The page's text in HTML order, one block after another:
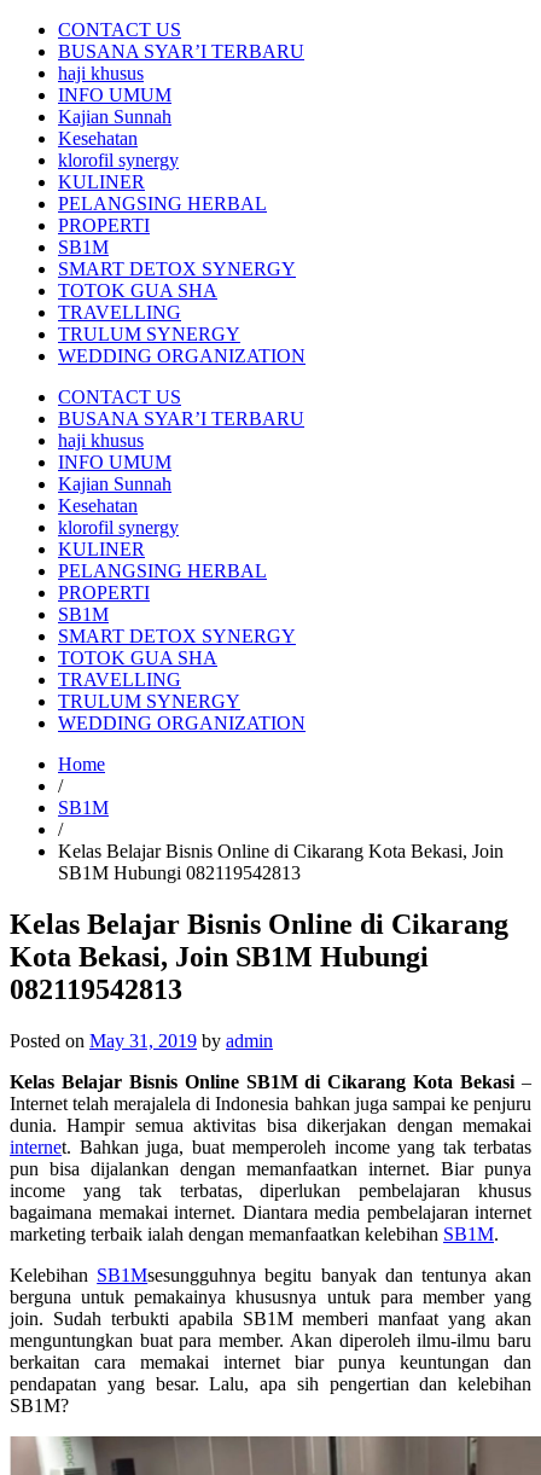
CONTACT US
BUSANA SYAR’I TERBARU
haji khusus
INFO UMUM
Kajian Sunnah
Kesehatan
klorofil synergy
KULINER
PELANGSING HERBAL
PROPERTI
SB1M
SMART DETOX SYNERGY
TOTOK GUA SHA
TRAVELLING
TRULUM SYNERGY
WEDDING ORGANIZATION
CONTACT US
BUSANA SYAR’I TERBARU
haji khusus
INFO UMUM
Kajian Sunnah
Kesehatan
klorofil synergy
KULINER
PELANGSING HERBAL
PROPERTI
SB1M
SMART DETOX SYNERGY
TOTOK GUA SHA
TRAVELLING
TRULUM SYNERGY
WEDDING ORGANIZATION
Home
/
SB1M
/
Kelas Belajar Bisnis Online di Cikarang Kota Bekasi, Join
SB1M Hubungi 082119542813
Kelas Belajar Bisnis Online di Cikarang
Kota Bekasi, Join SB1M Hubungi
082119542813
Posted on May 31, 2019 by admin
Kelas Belajar Bisnis Online SB1M di Cikarang Kota Bekasi –
Internet telah merajalela di Indonesia bahkan juga sampai ke penjuru
dunia. Hampir semua aktivitas bisa dikerjakan dengan memakai
internet. Bahkan juga, buat memperoleh income yang tak terbatas
pun bisa dijalankan dengan memanfaatkan internet. Biar punya
income yang tak terbatas, diperlukan pembelajaran khusus
bagaimana memakai internet. Diantara media pembelajaran internet
marketing terbaik ialah dengan memanfaatkan kelebihan SB1M.
Kelebihan SB1Msesungguhnya begitu banyak dan tentunya akan
berguna untuk pemakainya khususnya untuk para member yang
join. Sudah terbukti apabila SB1M memberi manfaat yang akan
menguntungkan buat para member. Akan diperoleh ilmu-ilmu baru
berkaitan cara memakai internet biar punya keuntungan dan
pendapatan yang besar. Lalu, apa sih pengertian dan kelebihan
SB1M?